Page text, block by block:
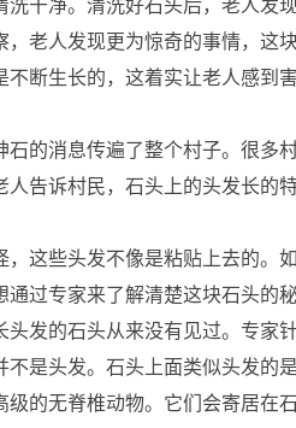
洗干净。清洗好石头后，老人发
，老人发现更为惊奇的事情，这
不断生长的，这着实让老人感到
石的消息传遍了整个村子。很多
人告诉村民，石头上的头发长的
，这些头发不像是粘贴上去的。
通过专家来了解清楚这块石头的
头发的石头从来没有见过。专家
不是头发。石头上面类似头发的
级的无脊椎动物。它们会寄居在